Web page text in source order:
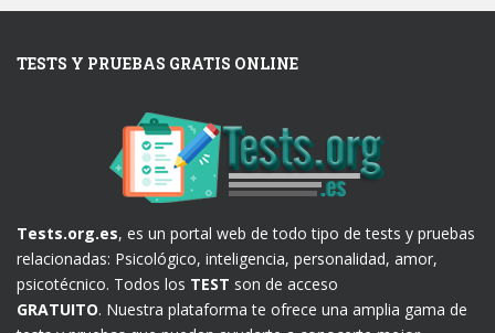
TESTS Y PRUEBAS GRATIS ONLINE
Tests.org.es, es un portal web de todo tipo de tests y pruebas
relacionadas: Psicológico, inteligencia, personalidad, amor,
psicotécnico. Todos los TEST son de acceso
GRATUITO. Nuestra plataforma te ofrece una amplia gama de